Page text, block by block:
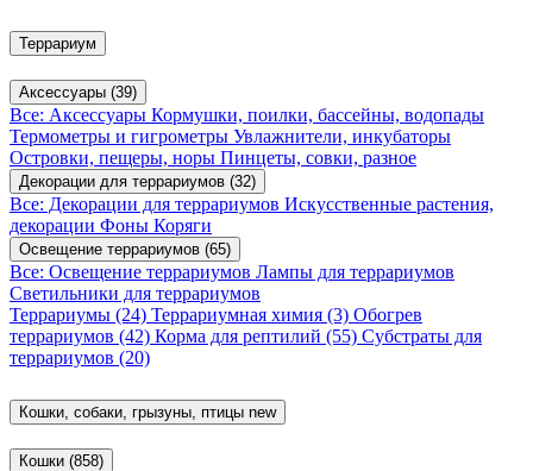
Террариум
Аксессуары (39)
Все: Аксессуары Кормушки, поилки, бассейны, водопады
Термометры и гигрометры Увлажнители, инкубаторы
Островки, пещеры, норы Пинцеты, совки, разное
Декорации для террариумов (32)
Все: Декорации для террариумов Искусственные растения,
декорации Фоны Коряги
Освещение террариумов (65)
Все: Освещение террариумов Лампы для террариумов
Светильники для террариумов
Террариумы (24) Террариумная химия (3) Обогрев
террариумов (42) Корма для рептилий (55) Субстраты для
террариумов (20)
Кошки, собаки, грызуны, птицы new
Кошки (858)